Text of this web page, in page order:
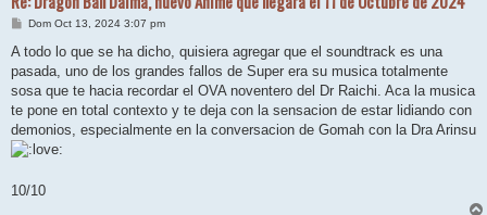
M
n
a
j
Dom Oct 13, 2024 3:07 pm
A todo lo que se ha dicho, quisiera agregar que el soundtrack es una
pasada, uno de los grandes fallos de Super era su musica totalmente
sosa que te hacia recordar el OVA noventero del Dr Raichi. Aca la musica
te pone en total contexto y te deja con la sensacion de estar lidiando con
demonios, especialmente en la conversacion de Gomah con la Dra Arinsu
10/10